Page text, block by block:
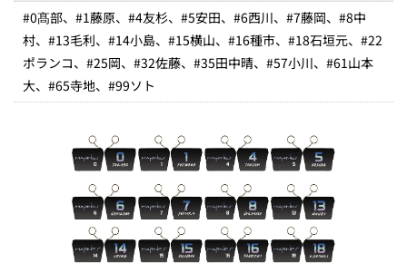
#0髙部、#1藤原、#4友杉、#5安田、#6西川、#7藤岡、#8中
村、#13毛利、#14小島、#15横山、#16種市、#18石垣元、#22
ポランコ、#25岡、#32佐藤、#35田中晴、#57小川、#61山本
大、#65寺地、#99ソト